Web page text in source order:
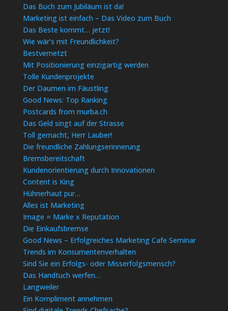
Das Buch zum Jubiläum ist da!
Marketing ist einfach – Das Video zum Buch
Das Beste kommt… jetzt!
Wie wär’s mit Freundlichkeit?
Bestvernetzt
Mit Positionierung einzigartig werden
Tolle Kundenprojekte
Der Daumen im Fäustling
Good News: Top Ranking
Postcards from murba.ch
Das Geld singt auf der Strasse
Toll gemacht, Herr Lauber!
Die freundliche Zahlungserinnerung
Bremsbereitschaft
Kundenorientierung durch Innovationen
Content is King
Hühnerhaut pur…
Alles ist Marketing
Image = Marke x Reputation
Die Einkaufsbremse
Good News – Erfolgreiches Marketing Cafe Seminar
Trends im Konsumentenverhalten
Sind Sie ein Erfolgs- oder Misserfolgsmensch?
Das Handtuch werfen…
Langweiler
Ein Kompliment annehmen